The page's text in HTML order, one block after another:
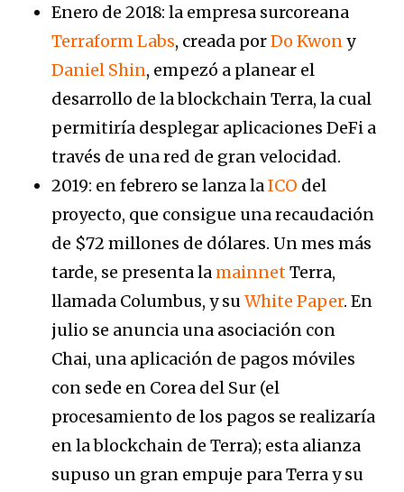
Enero de 2018: la empresa surcoreana
Terraform Labs, creada porDo Kwony
Daniel Shin, empezó a planear el
desarrollo de la blockchain Terra, la cual
permitiría desplegar aplicaciones DeFi a
través de una red de gran velocidad.
2019: en febrero se lanza laICO del
proyecto, que consigue una recaudación
de $72 millones de dólares. Un mes más
tarde, se presenta lamainnetTerra,
llamada Columbus, y suWhite Paper. En
julio se anuncia una asociación con
Chai, una aplicación de pagos móviles
con sede en Corea del Sur (el
procesamiento de los pagos se realizaría
en la blockchain de Terra); esta alianza
supuso un gran empuje para Terra y su